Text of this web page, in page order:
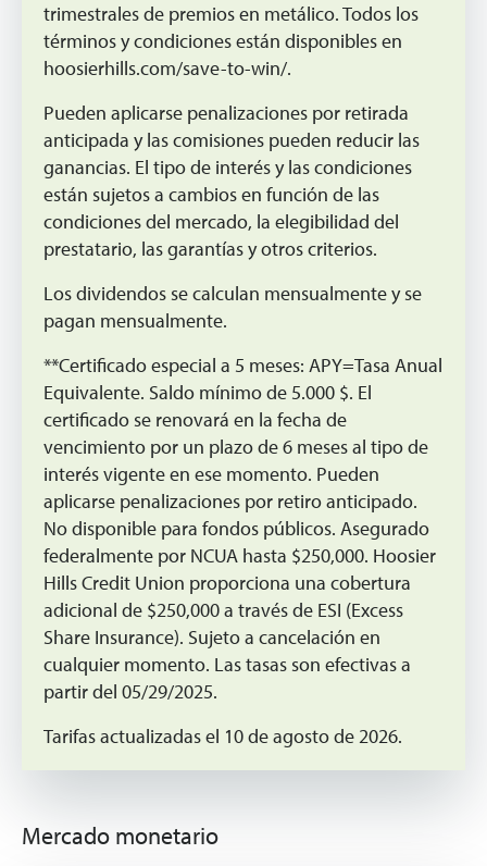
trimestrales de premios en metálico. Todos los
términos y condiciones están disponibles en
hoosierhills.com/save-to-win/.
Pueden aplicarse penalizaciones por retirada
anticipada y las comisiones pueden reducir las
ganancias. El tipo de interés y las condiciones
están sujetos a cambios en función de las
condiciones del mercado, la elegibilidad del
prestatario, las garantías y otros criterios.
Los dividendos se calculan mensualmente y se
pagan mensualmente.
**Certificado especial a 5 meses: APY=Tasa Anual
Equivalente. Saldo mínimo de 5.000 $. El
certificado se renovará en la fecha de
vencimiento por un plazo de 6 meses al tipo de
interés vigente en ese momento. Pueden
aplicarse penalizaciones por retiro anticipado.
No disponible para fondos públicos. Asegurado
federalmente por NCUA hasta $250,000. Hoosier
Hills Credit Union proporciona una cobertura
adicional de $250,000 a través de ESI (Excess
Share Insurance). Sujeto a cancelación en
cualquier momento. Las tasas son efectivas a
partir del 05/29/2025.
Tarifas actualizadas el 10 de agosto de 2026.
Mercado monetario